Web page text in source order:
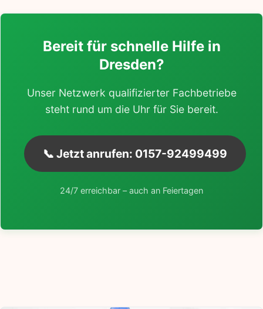
Bereit für schnelle Hilfe in
Dresden?
Unser Netzwerk qualifizierter Fachbetriebe
steht rund um die Uhr für Sie bereit.
📞 Jetzt anrufen: 0157-92499499
24/7 erreichbar – auch an Feiertagen